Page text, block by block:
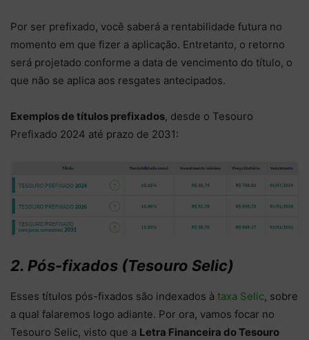
Por ser prefixado, você saberá a rentabilidade futura no
momento em que fizer a aplicação. Entretanto, o retorno
será projetado conforme a data de vencimento do título, o
que não se aplica aos resgates antecipados.
Exemplos de títulos prefixados, desde o Tesouro
Prefixado 2024 até prazo de 2031:
2. Pós-fixados (Tesouro Selic)
Esses títulos pós-fixados são indexados à taxa Selic, sobre
a qual falaremos logo adiante. Por ora, vamos focar no
Tesouro Selic, visto que a Letra Financeira do Tesouro